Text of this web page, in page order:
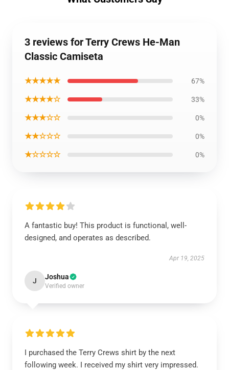
3 reviews for Terry Crews He-Man
Classic Camiseta
★★★★★ 67%
★★★★☆ 33%
★★★☆☆ 0%
★★☆☆☆ 0%
★☆☆☆☆ 0%
A fantastic buy! This product is functional, well-
designed, and operates as described.
Apr 19, 2025
J Joshua
Verified owner
I purchased the Terry Crews shirt by the next
following week. I received my shirt very impressed.